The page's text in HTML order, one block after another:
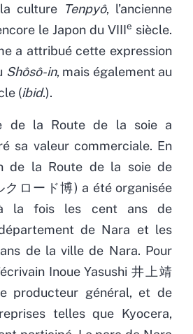
culture Tenpyô, l’ancienne
le Japon du VIIIe siècle.
a attribué cette expression
Shôsô-in, mais également au
(ibid.).
de la Route de la soie a
sa valeur commerciale. En
de la Route de la soie de
クロード博) a été organisée
la fois les cent ans de
de Nara et les
de la ville de Nara. Pour
Inoue Yasushi 井上靖
producteur général, et de
telles que Kyocera,